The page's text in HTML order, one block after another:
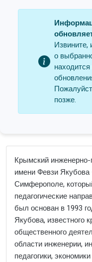
о
позже.
Крымский инженерно-
имени Февзи
Симферополе,
педагогические
был основан в 1993
Якубова, известного
общественного
области инженерии,
педагогики,